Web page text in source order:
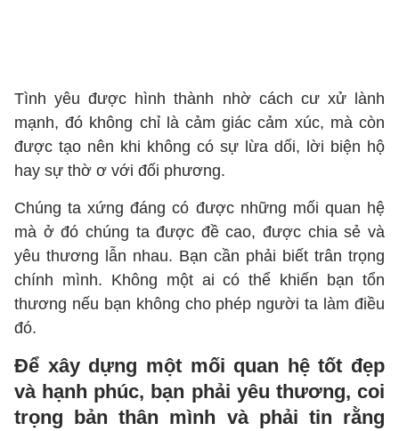
Tình yêu được hình thành nhờ cách cư xử lành
mạnh, đó không chỉ là cảm giác cảm xúc, mà còn
được tạo nên khi không có sự lừa dối, lời biện hộ
hay sự thờ ơ với đối phương.
Chúng ta xứng đáng có được những mối quan hệ
mà ở đó chúng ta được đề cao, được chia sẻ và
yêu thương lẫn nhau. Bạn cần phải biết trân trọng
chính mình. Không một ai có thể khiến bạn tổn
thương nếu bạn không cho phép người ta làm điều
đó.
Để xây dựng một mối quan hệ tốt đẹp
và hạnh phúc, bạn phải yêu thương, coi
trọng bản thân mình và phải tin rằng